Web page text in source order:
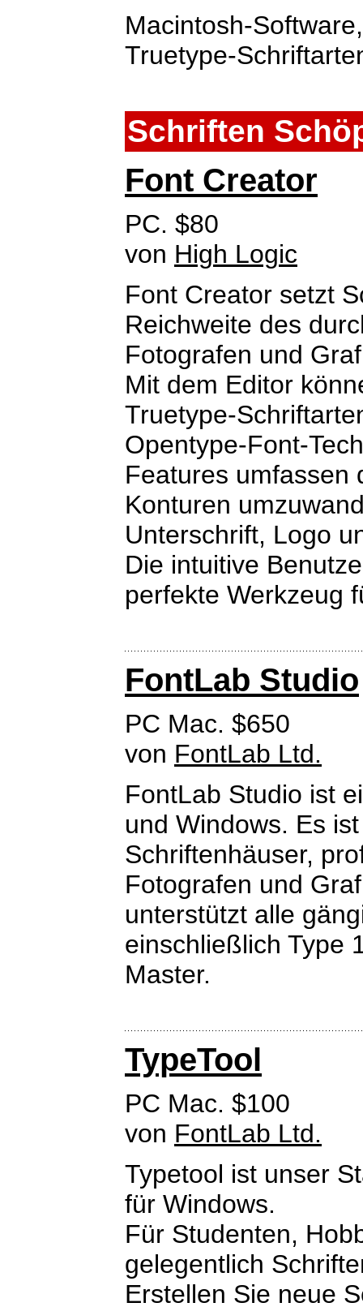
Macintosh-
Truetype-
Schriften
Font Creator
PC. $80
von High Logic
Font Creator setzt
Reichweite des
Fotografen und
Mit dem Editor
Truetype-
Opentype-Font-
Features umfassen
Konturen
Unterschrift, Logo
Die intuitive
perfekte Werkzeug
FontLab Studio
PC Mac. $650
von FontLab Ltd.
FontLab Studio ist
und Windows. Es
Schriftenhäuser,
Fotografen und
unterstützt alle
einschließlich Type
Master.
TypeTool
PC Mac. $100
von FontLab Ltd.
Typetool ist unser
für Windows.
Für Studenten,
gelegentlich
Erstellen Sie neue